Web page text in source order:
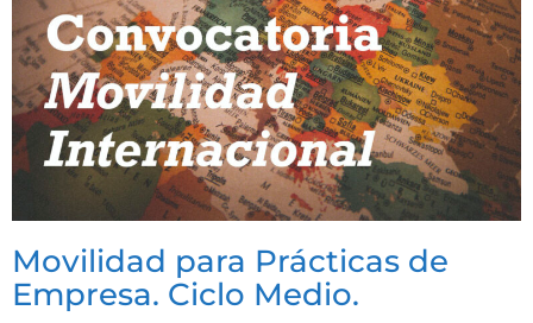
Movilidad para Prácticas de
Empresa. Ciclo Medio.